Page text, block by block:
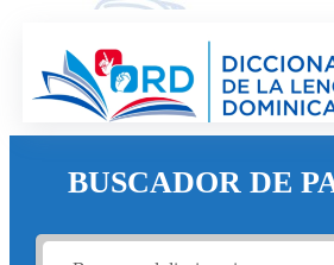
BUSCADOR DE